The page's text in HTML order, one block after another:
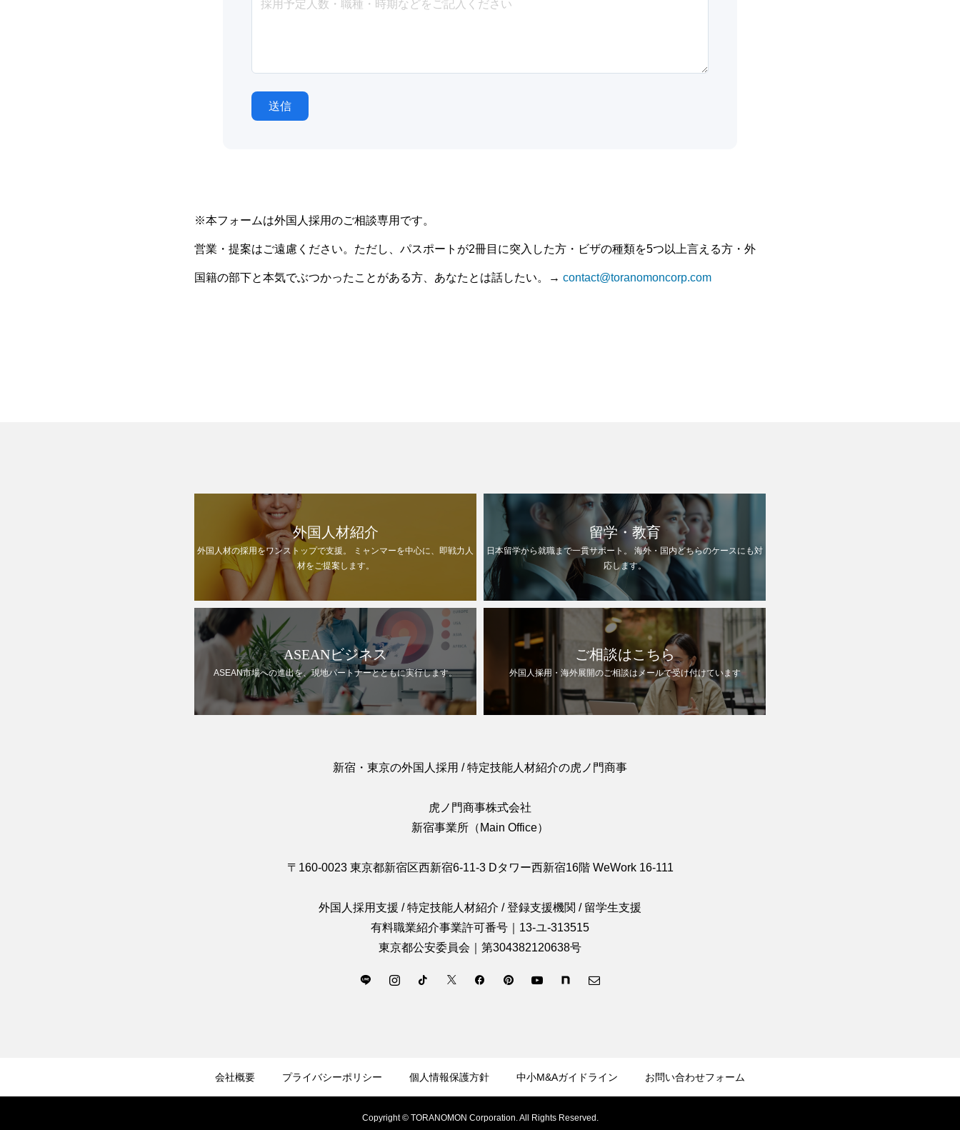
送信
※本フォームは外国人採用のご相談専用です。
営業・提案はご遠慮ください。ただし、パスポートが2冊目に突入した方・ビザの種類を5つ以上言える方・外
国籍の部下と本気でぶつかったことがある方、あなたとは話したい。→ contact@toranomoncorp.com
外国人材紹介
外国人材の採用をワンストップで支援。 ミャンマーを中心に、即戦力人
材をご提案します。
留学・教育
日本留学から就職まで一貫サポート。 海外・国内どちらのケースにも対
応します。
ASEANビジネス
ASEAN市場への進出を、現地パートナーとともに実行します。
ご相談はこちら
外国人採用・海外展開のご相談はメールで受け付けています
新宿・東京の外国人採用 / 特定技能人材紹介の虎ノ門商事
虎ノ門商事株式会社
新宿事業所（Main Office）
〒160-0023 東京都新宿区西新宿6-11-3 Dタワー西新宿16階 WeWork 16-111
外国人採用支援 / 特定技能人材紹介 / 登録支援機関 / 留学生支援
有料職業紹介事業許可番号｜13-ユ-313515
東京都公安委員会｜第304382120638号
会社概要 プライバシーポリシー 個人情報保護方針 中小M&Aガイドライン お問い合わせフォーム
Copyright ©︎ TORANOMON Corporation. All Rights Reserved.